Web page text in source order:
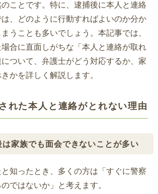
ことです。特に、逮捕後に本人と連絡
、どのように行動すればよいのか分か
うことも多いでしょう。本記事では、
合に直面しがちな「本人と連絡が取れ
ついて、弁護士がどう対応するか、家
かを詳しく解説します。
た本人と連絡がとれない理由
家族でも面会できないことが多い
知ったとき、多くの方は「すぐに警察
ではないか」と考えます。